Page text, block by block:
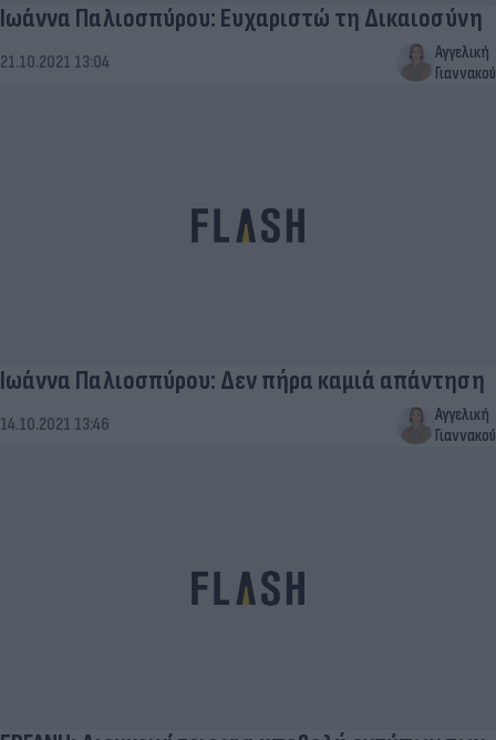
Ιωάννα Παλιοσπύρου: Ευχαριστώ τη Δικαιοσύνη
21.10.2021 13:04
Αγγελική
Γιαννακού
Ιωάννα Παλιοσπύρου: Δεν πήρα καμιά απάντηση
14.10.2021 13:46
Αγγελική
Γιαννακού